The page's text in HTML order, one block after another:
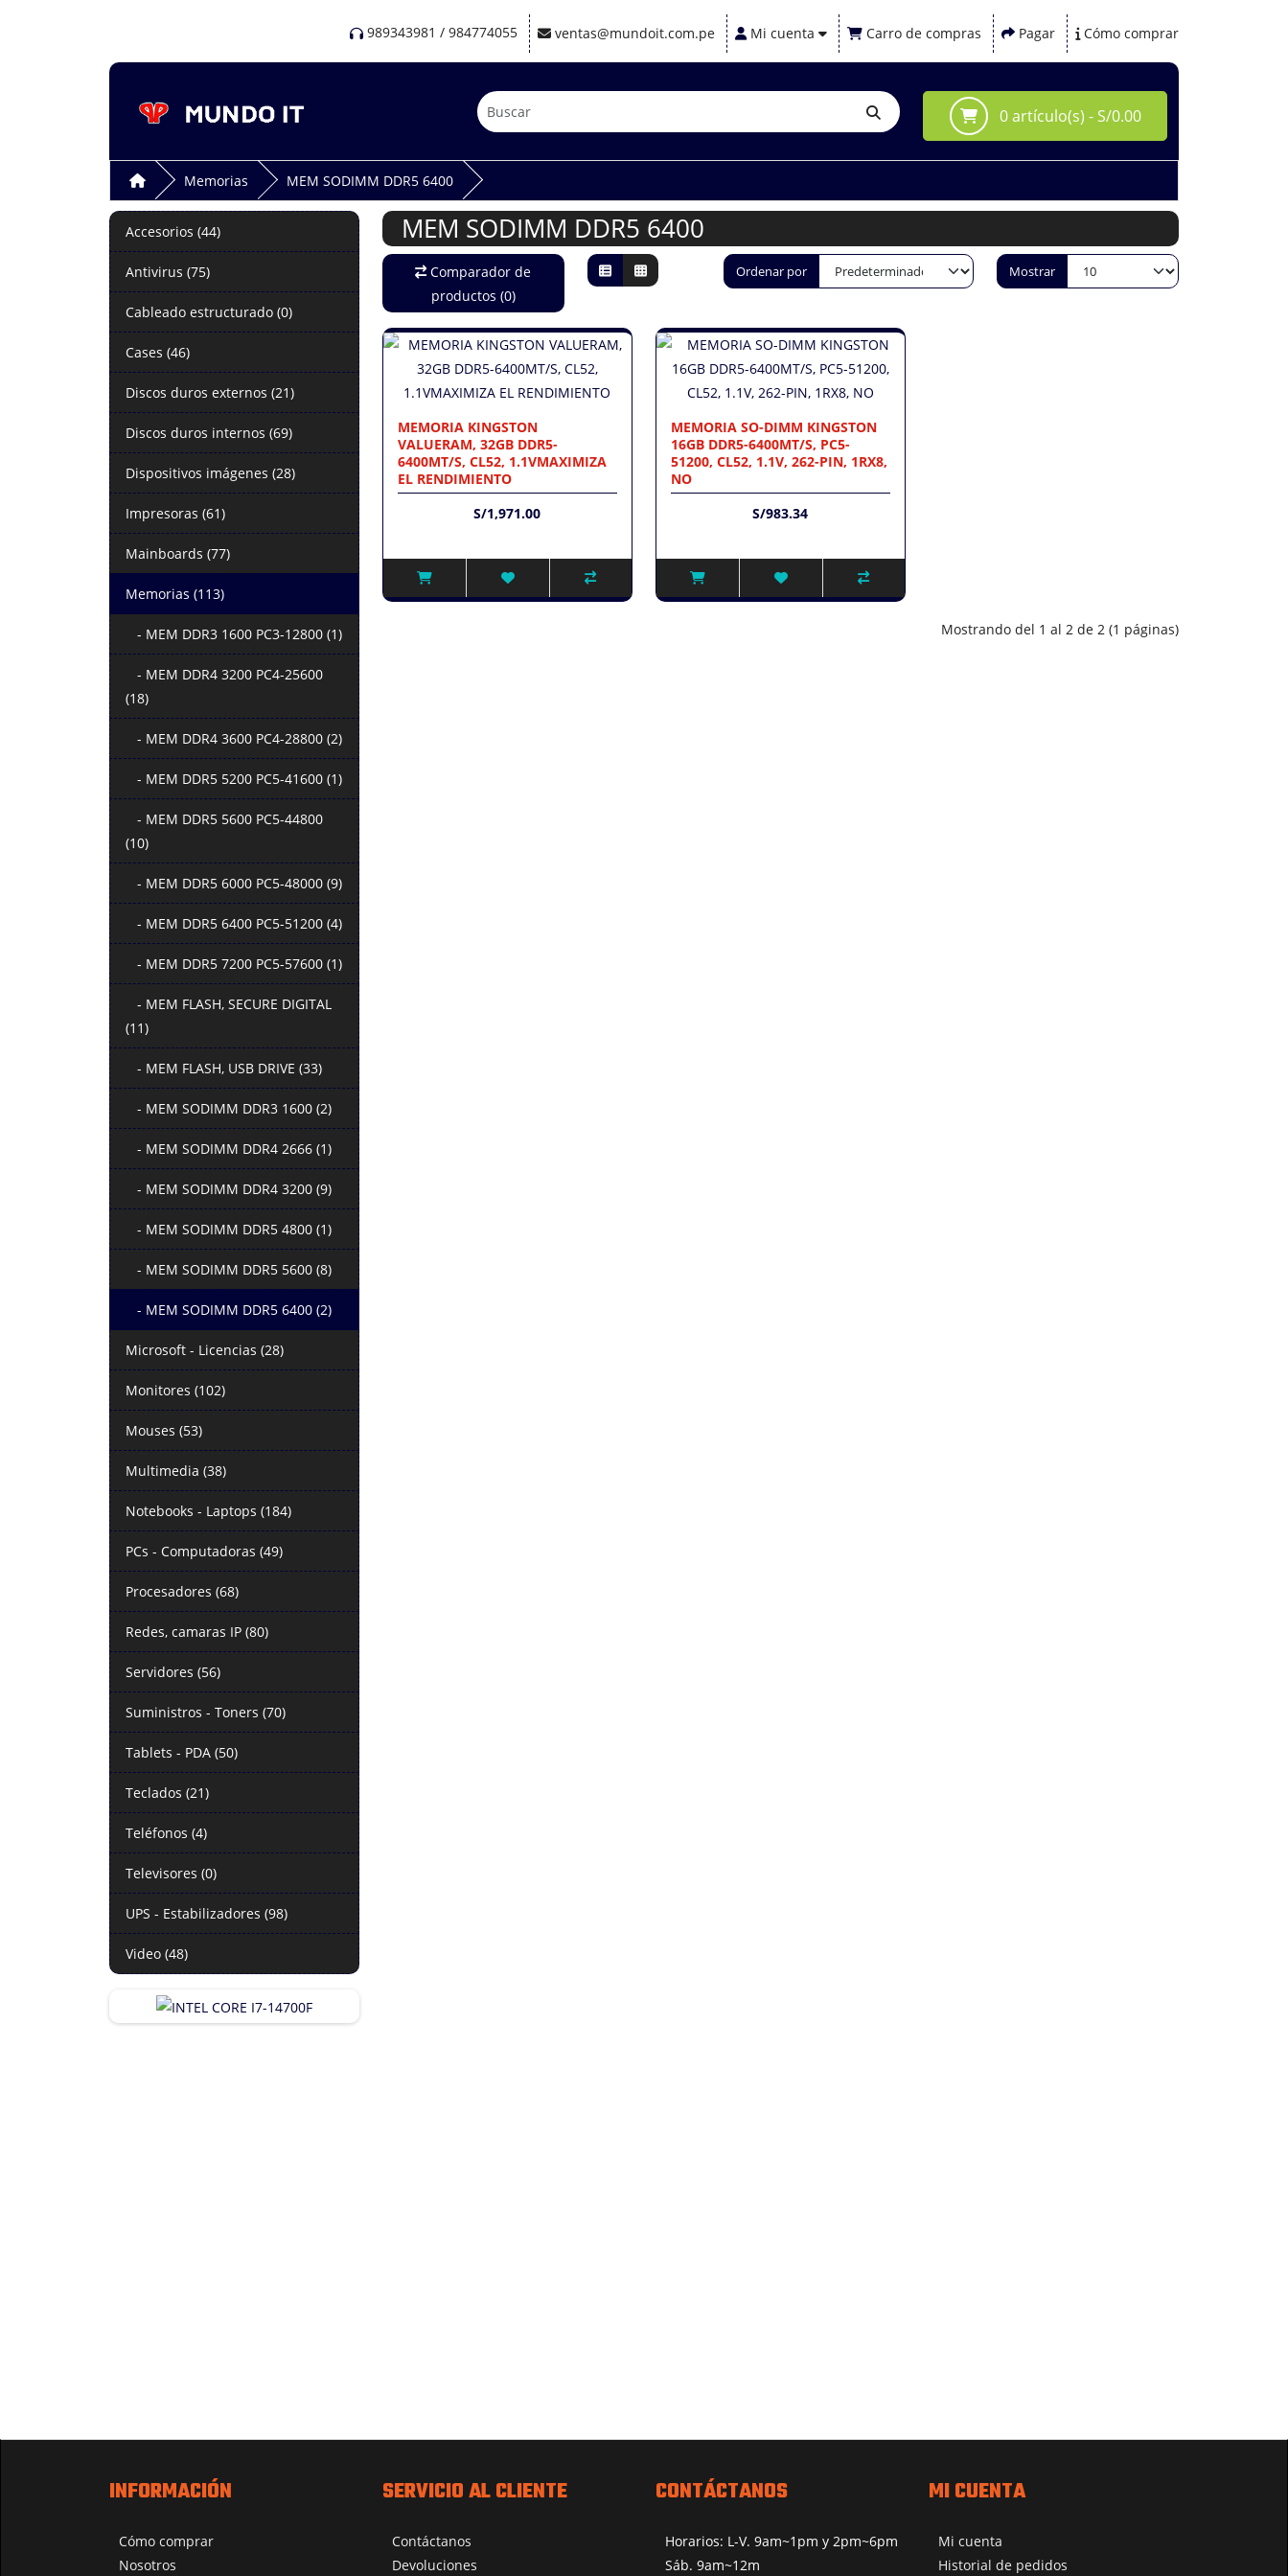
989343981 / 984774055 ventas@mundoit.com.pe Mi cuenta Carro de compras Pagar Cómo comprar
0 artículo(s) - S/0.00
Memorias MEM SODIMM DDR5 6400
Accesorios (44)
Antivirus (75)
Cableado estructurado (0)
Cases (46)
Discos duros externos (21)
Discos duros internos (69)
Dispositivos imágenes (28)
Impresoras (61)
Mainboards (77)
Memorias (113)
- MEM DDR3 1600 PC3-12800 (1)
- MEM DDR4 3200 PC4-25600
(18)
- MEM DDR4 3600 PC4-28800 (2)
- MEM DDR5 5200 PC5-41600 (1)
- MEM DDR5 5600 PC5-44800
(10)
- MEM DDR5 6000 PC5-48000 (9)
- MEM DDR5 6400 PC5-51200 (4)
- MEM DDR5 7200 PC5-57600 (1)
- MEM FLASH, SECURE DIGITAL
(11)
- MEM FLASH, USB DRIVE (33)
- MEM SODIMM DDR3 1600 (2)
- MEM SODIMM DDR4 2666 (1)
- MEM SODIMM DDR4 3200 (9)
- MEM SODIMM DDR5 4800 (1)
- MEM SODIMM DDR5 5600 (8)
- MEM SODIMM DDR5 6400 (2)
Microsoft - Licencias (28)
Monitores (102)
Mouses (53)
Multimedia (38)
Notebooks - Laptops (184)
PCs - Computadoras (49)
Procesadores (68)
Redes, camaras IP (80)
Servidores (56)
Suministros - Toners (70)
Tablets - PDA (50)
Teclados (21)
Teléfonos (4)
Televisores (0)
UPS - Estabilizadores (98)
Video (48)
MEM SODIMM DDR5 6400
Comparador de
productos (0)
Ordenar por Mostrar
MEMORIA KINGSTON
VALUERAM, 32GB DDR5-
6400MT/S, CL52, 1.1VMAXIMIZA
EL RENDIMIENTO
S/1,971.00
MEMORIA SO-DIMM KINGSTON
16GB DDR5-6400MT/S, PC5-
51200, CL52, 1.1V, 262-PIN, 1RX8,
NO
S/983.34
Mostrando del 1 al 2 de 2 (1 páginas)
INFORMACIÓN
Cómo comprar
Nosotros
SERVICIO AL CLIENTE
Contáctanos
Devoluciones
CONTÁCTANOS
Horarios: L-V. 9am~1pm y 2pm~6pm
Sáb. 9am~12m
MI CUENTA
Mi cuenta
Historial de pedidos